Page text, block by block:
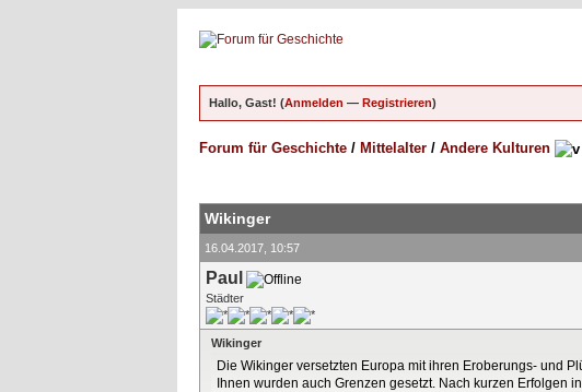
Hallo, Gast! (Anmelden — Registrieren)
Forum für Geschichte / Mittelalter / Andere Kulturen
Wikinger
16.04.2017, 10:57
Paul
Städter
Wikinger
Die Wikinger versetzten Europa mit ihren Eroberungs- und
Ihnen wurden auch Grenzen gesetzt. Nach kurzen Erfolgen